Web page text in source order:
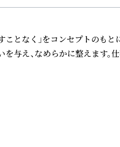
となく」をコンセプトのもと
え、なめらかに整えます。